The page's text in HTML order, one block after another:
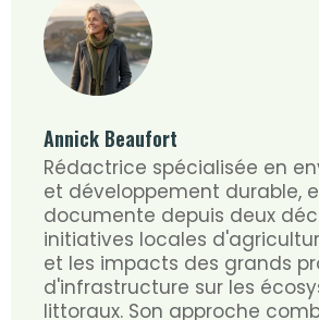
Annick Beaufort
Rédactrice spécialisée en
et développement durable,
documente depuis deux
initiatives locales
et les impacts des grands
d'infrastructure sur les
littoraux. Son approche